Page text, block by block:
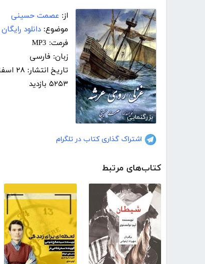
بزرگنمایی
از: عصمت حسینی
موضوع: دانلود
فرمت: MP3
زبان: فارسی
تاریخ انتشار: ۲۸ اسفند ۱۳۹۷
۵۲۵۳ بازدید
اشتراک گذاری کتاب در تلگرام
کتاب‌های مرتبط